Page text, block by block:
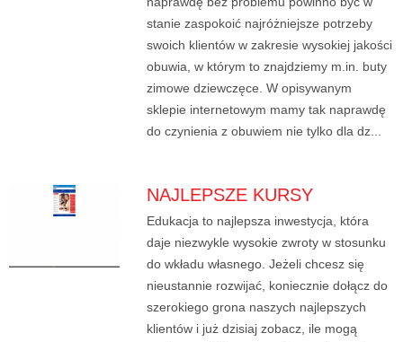
stanie zaspokoić najróżniejsze potrzeby
swoich klientów w zakresie wysokiej jakości
obuwia, w którym to znajdziemy m.in. buty
zimowe dziewczęce. W opisywanym
sklepie internetowym mamy tak naprawdę
do czynienia z obuwiem nie tylko dla dz...
NAJLEPSZE KURSY
Edukacja to najlepsza inwestycja, która
daje niezwykle wysokie zwroty w stosunku
do wkładu własnego. Jeżeli chcesz się
nieustannie rozwijać, koniecznie dołącz do
szerokiego grona naszych najlepszych
klientów i już dzisiaj zobacz, ile mogą